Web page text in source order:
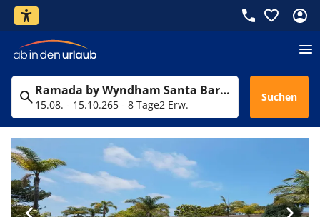
Ramada by Wyndham Santa Barbara
15.08. - 15.10.265 - 8 Tage2 Erw.
Suchen